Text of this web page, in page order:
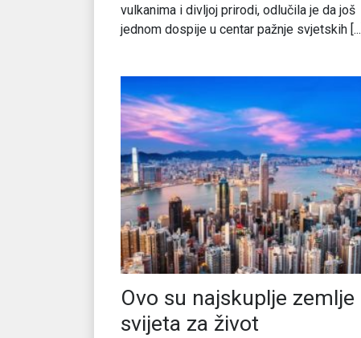
vulkanima i divljoj prirodi, odlučila je da još
jednom dospije u centar pažnje svjetskih [...]
Ovo su najskuplje zemlje
svijeta za život